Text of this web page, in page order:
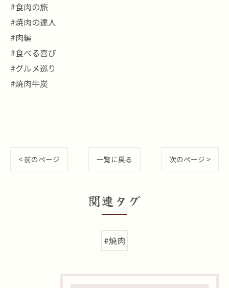
#食肉の旅
#焼肉の達人
#肉編
#食べる喜び
#グルメ巡り
#焼肉牛炭
< 前のページ 一覧に戻る 次のページ >
関連タグ
#焼肉